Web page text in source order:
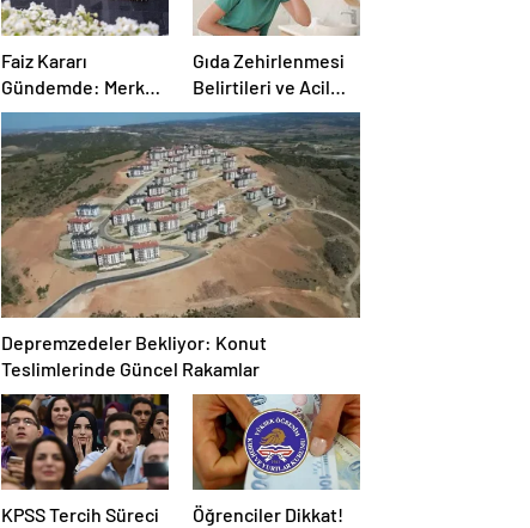
Faiz Kararı
Gündemde: Merkez
Bankası 2025-2026
Takvimi
Gıda Zehirlenmesi
Belirtileri ve Acil
Müdahale
Yöntemleri
Depremzedeler Bekliyor: Konut
Teslimlerinde Güncel Rakamlar
KPSS Tercih Süreci
Öğrenciler Dikkat!